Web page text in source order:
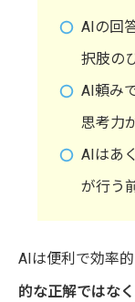
AIの回
択肢の
AI頼み
思考力
AIはあ
が行う
AIは便利で効率
的な正解ではなく